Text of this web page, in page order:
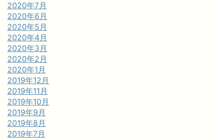
2020年7月
2020年6月
2020年5月
2020年4月
2020年3月
2020年2月
2020年1月
2019年12月
2019年11月
2019年10月
2019年9月
2019年8月
2019年7月